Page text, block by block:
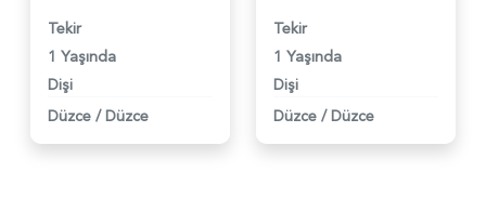
Tekir
1 Yaşında
Dişi
Düzce / Düzce
Tekir
1 Yaşında
Dişi
Düzce / Düzce